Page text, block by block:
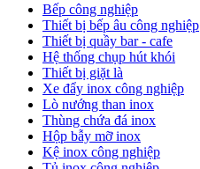
Bếp công nghiệp
Thiết bị bếp âu công nghiệp
Thiết bị quầy bar - cafe
Hệ thống chụp hút khói
Thiết bị giặt là
Xe đẩy inox công nghiệp
Lò nướng than inox
Thùng chứa đá inox
Hộp bẫy mỡ inox
Kệ inox công nghiệp